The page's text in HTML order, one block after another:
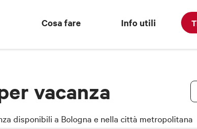
Cosa fare Info utili
vacanza
disponibili a Bologna e nella città metropolitana